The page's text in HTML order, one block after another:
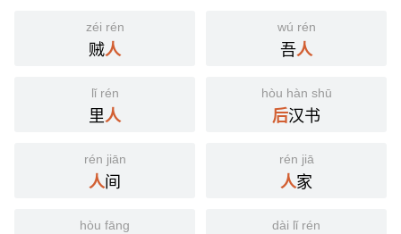
zéi rén
贼人
wú rén
吾人
lǐ rén
里人
hòu hàn shū
后汉书
rén jiān
人间
rén jiā
人家
hòu fāng dài lǐ rén